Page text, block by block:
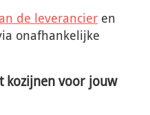
de leverancier en
onafhankelijke
kozijnen voor jouw